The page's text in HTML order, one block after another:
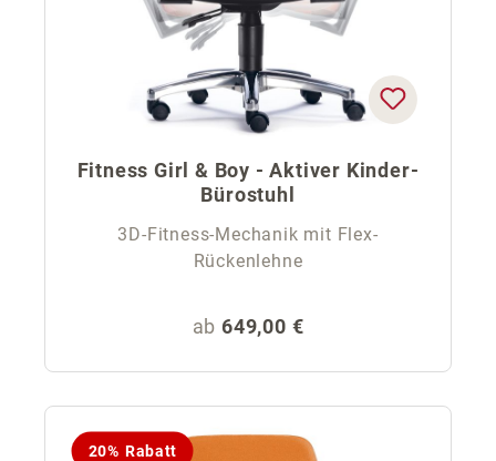
Fitness Girl & Boy - Aktiver Kinder-
Bürostuhl
3D-Fitness-Mechanik mit Flex-
Rückenlehne
Regulärer Preis:
ab 649,00 €
20% Rabatt